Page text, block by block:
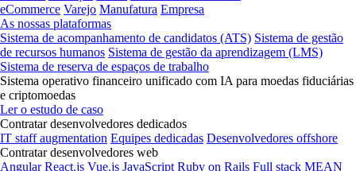
eCommerce Varejo Manufatura Empresa
As nossas plataformas
Sistema de acompanhamento de candidatos (ATS) Sistema de gestão
de recursos humanos Sistema de gestão da aprendizagem (LMS)
Sistema de reserva de espaços de trabalho
Sistema operativo financeiro unificado com IA para moedas fiduciárias
e criptomoedas
Ler o estudo de caso
Contratar desenvolvedores dedicados
IT staff augmentation Equipes dedicadas Desenvolvedores offshore
Contratar desenvolvedores web
Angular React.js Vue.js JavaScript Ruby on Rails Full stack MEAN